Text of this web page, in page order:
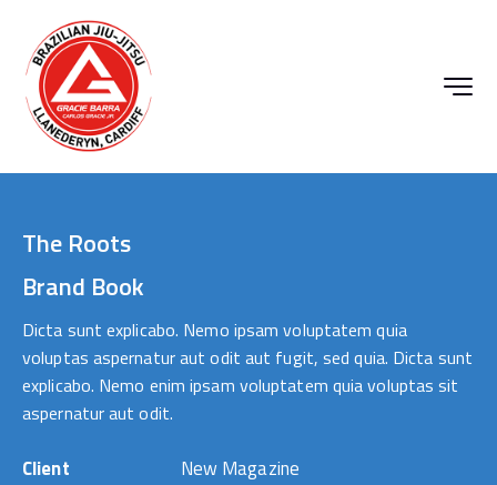
The Roots
Brand Book
Dicta sunt explicabo. Nemo ipsam voluptatem quia
voluptas aspernatur aut odit aut fugit, sed quia. Dicta sunt
explicabo. Nemo enim ipsam voluptatem quia voluptas sit
aspernatur aut odit.
Client
New Magazine